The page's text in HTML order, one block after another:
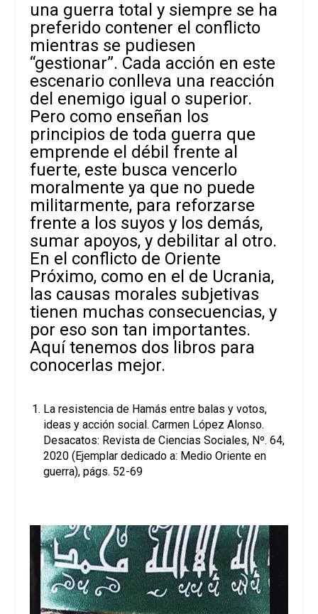
una guerra total y siempre se ha
preferido contener el conflicto
mientras se pudiesen
“gestionar”. Cada acción en este
escenario conlleva una reacción
del enemigo igual o superior.
Pero como enseñan los
principios de toda guerra que
emprende el débil frente al
fuerte, este busca vencerlo
moralmente ya que no puede
militarmente, para reforzarse
frente a los suyos y los demás,
sumar apoyos, y debilitar al otro.
En el conflicto de Oriente
Próximo, como en el de Ucrania,
las causas morales subjetivas
tienen muchas consecuencias, y
por eso son tan importantes.
Aquí tenemos dos libros para
conocerlas mejor.
La resistencia de Hamás entre balas y votos,
ideas y acción social. Carmen López Alonso.
Desacatos: Revista de Ciencias Sociales, Nº. 64,
2020 (Ejemplar dedicado a: Medio Oriente en
guerra), págs. 52-69